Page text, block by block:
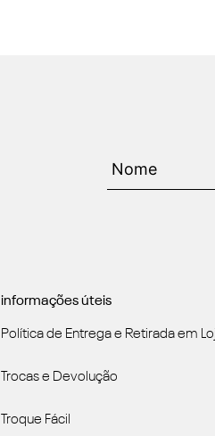
informações úteis
Política de Entrega e Retirada em
Trocas e Devolução
Troque Fácil